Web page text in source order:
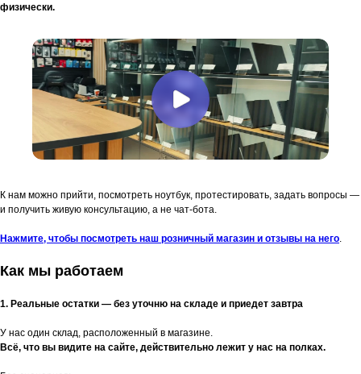
физически.
К нам можно прийти, посмотреть ноутбук, протестировать, задать вопросы —
и получить живую консультацию, а не чат-бота.
Нажмите, чтобы посмотреть наш розничный магазин и отзывы на него.
Как мы работаем
1. Реальные остатки — без уточню на складе и приедет завтра
У нас один склад, расположенный в магазине.
Всё, что вы видите на сайте, действительно лежит у нас на полках.